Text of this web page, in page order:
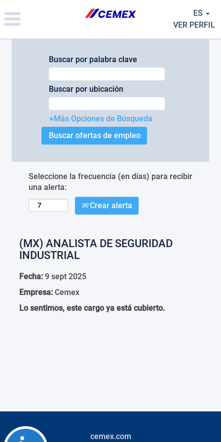
note:
This
ES
VER PERFIL
Buscar por palabra clave
Buscar por ubicación
+Más Opciones de Búsqueda
Seleccione la frecuencia (en días) para recibir
una alerta:
Crear alerta
(MX) ANALISTA DE SEGURIDAD
INDUSTRIAL
Fecha: 9 sept 2025
Empresa: Cemex
Lo sentimos, este cargo ya está cubierto.
cemex.com